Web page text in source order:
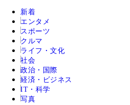
新着
エンタメ
スポーツ
クルマ
ライフ・文化
社会
政治・国際
経済・ビジネス
IT・科学
写真